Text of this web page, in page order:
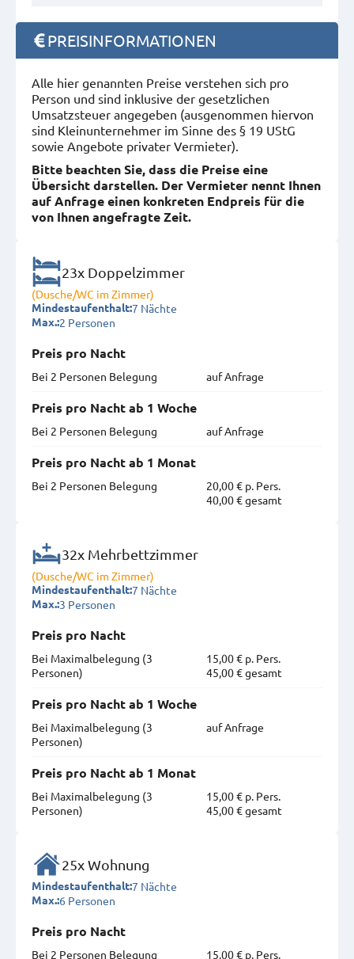
PREISINFORMATIONEN
Alle hier genannten Preise verstehen sich pro
Person und sind inklusive der gesetzlichen
Umsatzsteuer angegeben (ausgenommen hiervon
sind Kleinunternehmer im Sinne des § 19 UStG
sowie Angebote privater Vermieter).
Bitte beachten Sie, dass die Preise eine
Übersicht darstellen. Der Vermieter nennt Ihnen
auf Anfrage einen konkreten Endpreis für die
von Ihnen angefragte Zeit.
23x Doppelzimmer
(Dusche/WC im Zimmer)
Mindestaufenthalt:7 Nächte
Max.:2 Personen
Preis pro Nacht
Bei 2 Personen Belegung
auf Anfrage
Preis pro Nacht ab 1 Woche
Bei 2 Personen Belegung
auf Anfrage
Preis pro Nacht ab 1 Monat
Bei 2 Personen Belegung
20,00 € p. Pers.
40,00 € gesamt
32x Mehrbettzimmer
(Dusche/WC im Zimmer)
Mindestaufenthalt:7 Nächte
Max.:3 Personen
Preis pro Nacht
Bei Maximal­belegung (3
Personen)
15,00 € p. Pers.
45,00 € gesamt
Preis pro Nacht ab 1 Woche
Bei Maximal­belegung (3
Personen)
auf Anfrage
Preis pro Nacht ab 1 Monat
Bei Maximal­belegung (3
Personen)
15,00 € p. Pers.
45,00 € gesamt
25x Wohnung
Mindestaufenthalt:7 Nächte
Max.:6 Personen
Preis pro Nacht
Bei 2 Personen Belegung
15,00 € p. Pers.